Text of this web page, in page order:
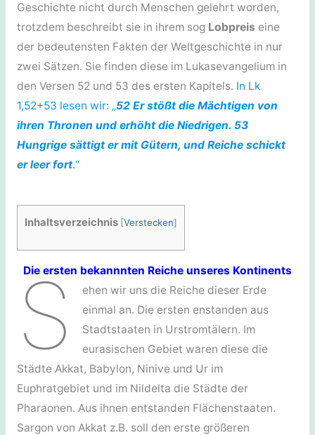
Geschichte nicht durch Menschen gelehrt worden,
trotzdem beschreibt sie in ihrem sog Lobpreis eine
der bedeutensten Fakten der Weltgeschichte in nur
zwei Sätzen. Sie finden diese im Lukasevangelium in
den Versen 52 und 53 des ersten Kapitels. In Lk
1,52+53 lesen wir: „52 Er stößt die Mächtigen von
ihren Thronen und erhöht die Niedrigen. 53
Hungrige sättigt er mit Gütern, und Reiche schickt
er leer fort.“
Inhaltsverzeichnis [Verstecken]
Die ersten bekannnten Reiche unseres Kontinents
S
ehen wir uns die Reiche dieser Erde
einmal an. Die ersten enstanden aus
Stadtstaaten in Urstromtälern. Im
eurasischen Gebiet waren diese die
Städte Akkat, Babylon, Ninive und Ur im
Euphratgebiet und im Nildelta die Städte der
Pharaonen. Aus ihnen entstanden Flächenstaaten.
Sargon von Akkat z.B. soll den erste größeren